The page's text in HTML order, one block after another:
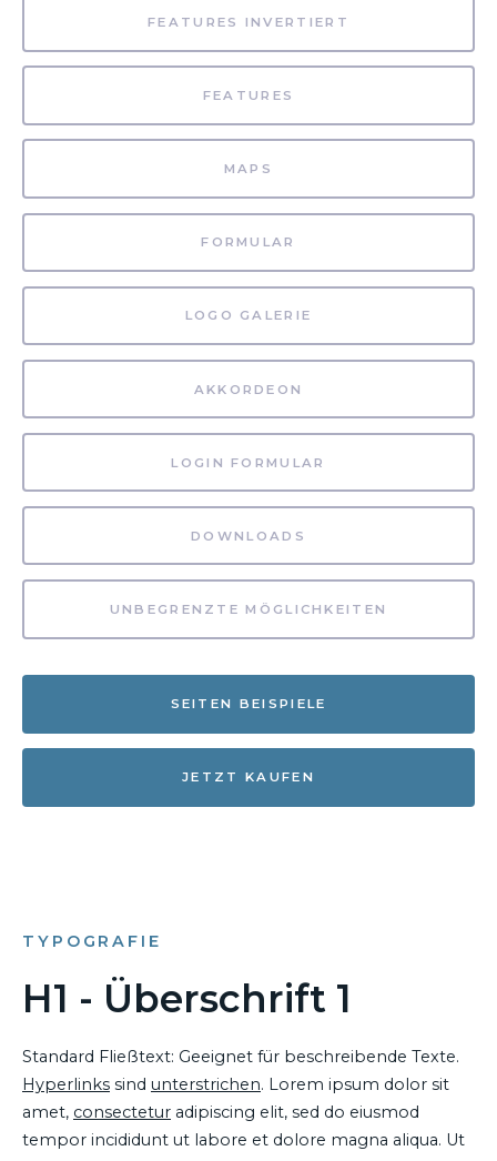
FEATURES INVERTIERT
FEATURES
MAPS
FORMULAR
LOGO GALERIE
AKKORDEON
LOGIN FORMULAR
DOWNLOADS
UNBEGRENZTE MÖGLICHKEITEN
SEITEN BEISPIELE
JETZT KAUFEN
TYPOGRAFIE
H1 - Überschrift 1
Standard Fließtext: Geeignet für beschreibende Texte.
Hyperlinks sind unterstrichen. Lorem ipsum dolor sit
amet, consectetur adipiscing elit, sed do eiusmod
tempor incididunt ut labore et dolore magna aliqua. Ut